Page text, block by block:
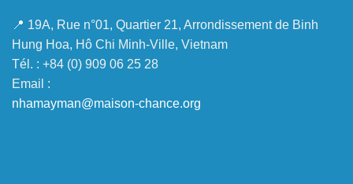
📍 19A, Rue n°01, Quartier 21, Arrondissement de Binh
Hung Hoa, Hô Chi Minh-Ville, Vietnam
Tél. : +84 (0) 909 06 25 28
Email :
nhamayman@maison-chance.org